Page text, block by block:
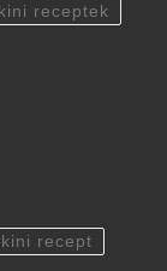
receptek
recept